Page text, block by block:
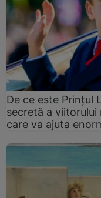
De ce este Prințul
secretă a viitorului
care va ajuta